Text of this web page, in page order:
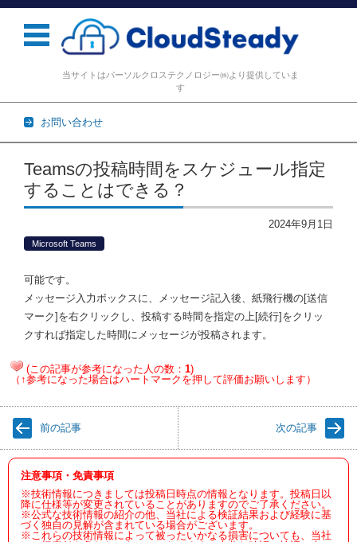
当サイトはパーソルクロステクノロジー㈱より提供していま
す
お問い合わせ
コンテンツに移動
Teamsの投稿時間をスケジュール指定
することはできる？
2024年9月1日
Microsoft Teams
可能です。
メッセージ入力ボックスに、メッセージ記入後、紙飛行機の[送信
マーク]を右クリックし、投稿する時間を指定の上[続行]をクリッ
クすれば指定した時間にメッセージが投稿されます。
(この記事が参考になった人の数： 1)
（↑参考になった場合はハートマークを押して評価お願いします）
前の記事 次の記事
注意事項・免責事項
※技術情報につきましては投稿日時点の情報となります。投稿日以
降に仕様等が変更されていることがありますのでご了承ください。
※公式な技術情報の紹介の他、当社による検証結果および経験に基
づく独自の見解が含まれている場合がございます。
※これらの技術情報によって被ったいかなる損害についても、当社